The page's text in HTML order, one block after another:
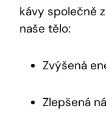
kávy společně
naše tělo:
Zvýšená
Zlepšená